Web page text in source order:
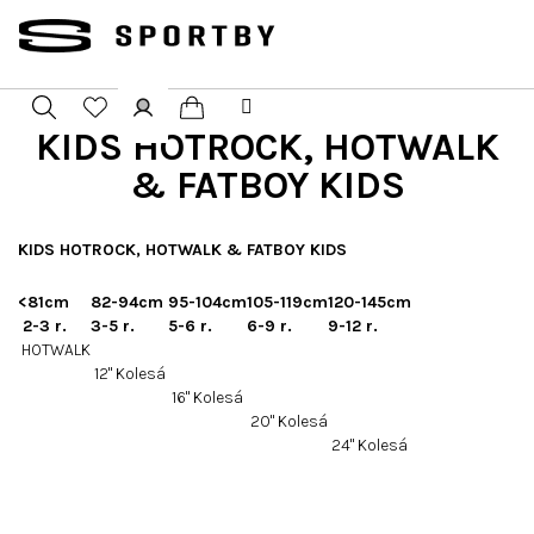
obsah
Hledat PřihlášeníNákupní
KIDS HOTROCK, HOTWALK
& FATBOY KIDS
KIDS HOTROCK, HOTWALK & FATBOY KIDS
<81cm 82-94cm 95-104cm105-119cm120-145cm
2-3 r.
3-5 r. 5-6 r. 6-9 r.
9-12 r.
HOTWALK
12" Kolesá
16" Kolesá
20" Kolesá
24" Kolesá